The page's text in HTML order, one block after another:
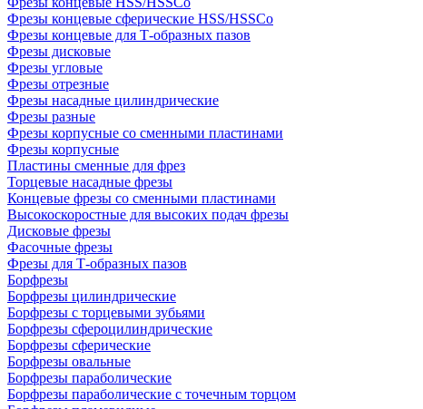
Фрезы концевые сферические HSS/HSSCo
Фрезы концевые для Т-образных пазов
Фрезы дисковые
Фрезы угловые
Фрезы отрезные
Фрезы насадные цилиндрические
Фрезы разные
Фрезы корпусные со сменными пластинами
Фрезы корпусные
Пластины сменные для фрез
Торцевые насадные фрезы
Концевые фрезы со сменными пластинами
Высокоскоростные для высоких подач фрезы
Дисковые фрезы
Фасочные фрезы
Фрезы для Т-образных пазов
Борфрезы
Борфрезы цилиндрические
Борфрезы с торцевыми зубьями
Борфрезы сфероцилиндрические
Борфрезы сферические
Борфрезы овальные
Борфрезы параболические
Борфрезы параболические с точечным торцом